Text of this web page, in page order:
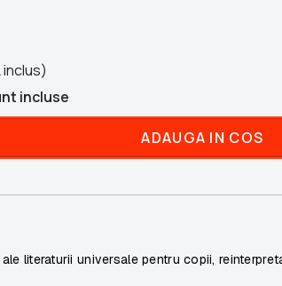
inclus)
incluse
ADAUGA IN COS
literaturii universale pentru copii,